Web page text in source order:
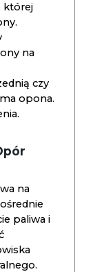
której
na
czy
opona.
na
paliwa i